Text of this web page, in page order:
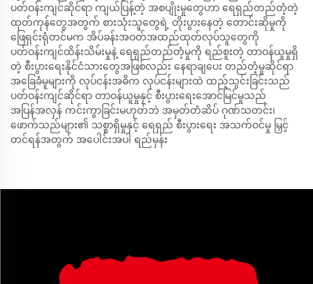
ပတ်ဝန်းကျင်ဆိုင်ရာ ကျယ်ပြန့်တဲ့ အစပျိုးမှုတွေဟာ ရေရှည်တည်တံ့တဲ့
ထုတ်ကုန်တွေအတွက် စားသုံးသူတွေရဲ့ တိုးပွားနေတဲ့ တောင်းဆိုမှုကို
ဖြေရှင်းရုံတင်မက အိပ်ခန်းအဝတ်အထည်ထုတ်လုပ်သူတွေကို
ပတ်ဝန်းကျင်ထိန်းသိမ်းမှုနဲ့ ရေရှည်တည်တံ့မှုကို ရည်စူးတဲ့ တာဝန်ယူမှုရှိ
တဲ့ စီးပွားရေးနိုင်ငံသားတွေအဖြစ်လည်း နေရာချပေး တည်တံ့မှုဆိုင်ရာ
အခြေခံမူများကို လုပ်ငန်းအဓိက လုပ်ငန်းများထဲ ထည့်သွင်းခြင်းသည်
ပတ်ဝန်းကျင်ဆိုင်ရာ တာဝန်ယူမှုနှင့် စီးပွားရေးအောင်မြင်မှုသည်
အပြန်အလှန် ကင်းကွာခြင်းမဟုတ်ဘဲ အမှတ်တံဆိပ် ဂုဏ်သတင်း၊
ဖောက်သည်များ၏ သစ္စာရှိမှုနှင့် ရေရှည် စီးပွားရေး အသက်ဝင်မှု မြှင့်
တင်ရန်အတွက် အပေါင်းအပါ ရည်မှန်း